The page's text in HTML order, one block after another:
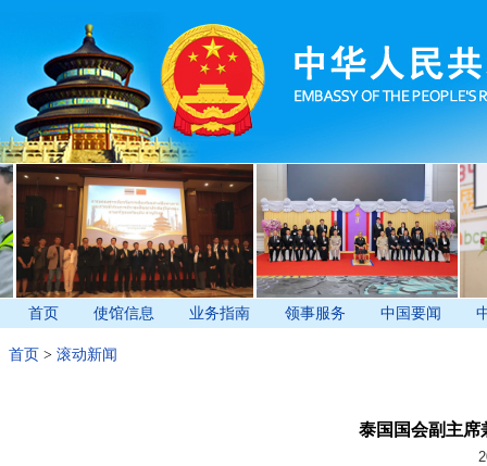
首页 使馆信息 业务指南 领事服务 中国要闻
首页 > 滚动新闻
泰国国会副主席